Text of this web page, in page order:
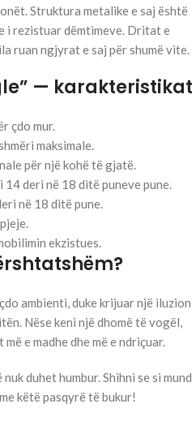
Struktura metalike e saj është
i rezistuar dëmtimeve. Dritat e
ruan ngjyrat e saj për shumë vite.
— karakteristikat
çdo mur.
maksimale.
për një kohë të gjatë.
deri në 18 ditë puneve pune.
në 18 ditë pune.
ekzistues.
ambienti, duke krijuar një iluzion
Nëse keni një dhomë të vogël,
e madhe dhe më e ndriçuar.
duhet humbur. Shihni se si mund
këtë pasqyrë të bukur!